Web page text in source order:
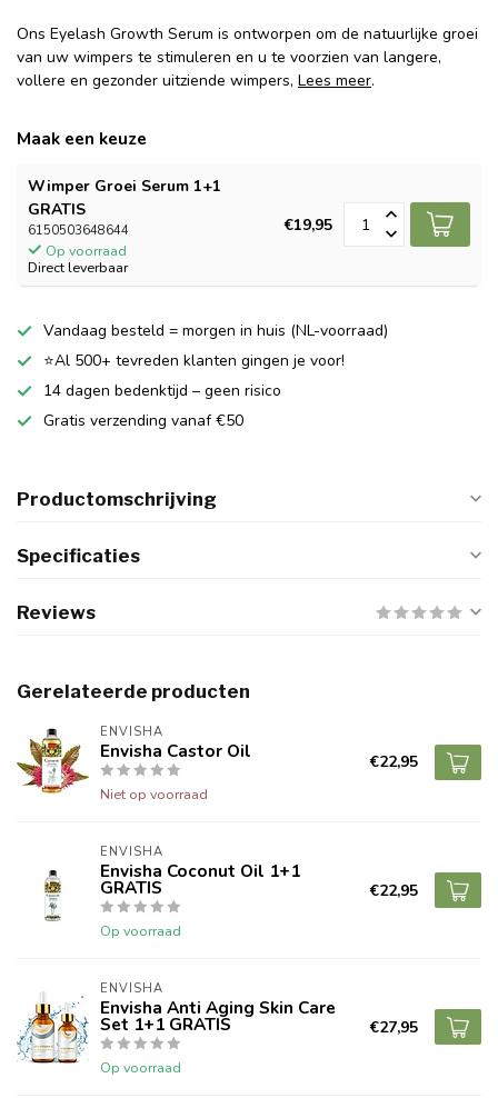
Ons Eyelash Growth Serum is ontworpen om de natuurlijke groei
van uw wimpers te stimuleren en u te voorzien van langere,
vollere en gezonder uitziende wimpers, Lees meer.
Maak een keuze
Wimper Groei Serum 1+1
GRATIS
6150503648644
Op voorraad
Direct leverbaar
€19,95
Vandaag besteld = morgen in huis (NL-voorraad)
⭐Al 500+ tevreden klanten gingen je voor!
14 dagen bedenktijd – geen risico
Gratis verzending vanaf €50
Productomschrijving
Specificaties
Reviews
Gerelateerde producten
ENVISHA
Envisha Castor Oil
Niet op voorraad
€22,95
ENVISHA
Envisha Coconut Oil 1+1
GRATIS
Op voorraad
€22,95
ENVISHA
Envisha Anti Aging Skin Care
Set 1+1 GRATIS
Op voorraad
€27,95